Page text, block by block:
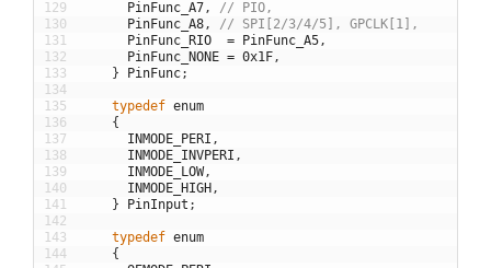
129
130
131
132
133
134
135
136
137
138
139
140
141
142
143
144
PinFunc_A7,
// PIO,
PinFunc_A8,
// SPI[2/3/4/5], GPCLK[1],
PinFunc_RIO
= PinFunc_A5,
PinFunc_NONE = 0x1F,
}
PinFunc;
typedef enum
{
INMODE_PERI ,
INMODE_INVPERI ,
INMODE_LOW,
INMODE_HIGH ,
}
PinInput ;
typedef enum
{